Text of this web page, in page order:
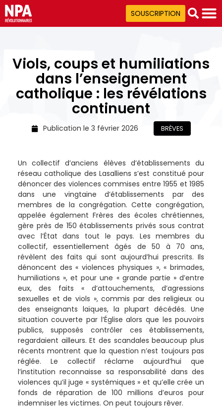
SOUSCRIPTION
Viols, coups et humiliations
dans l’enseignement
catholique : les révélations
continuent
Publication le3 février 2026 BRÈVES
Un collectif d’anciens élèves d’établissements du
réseau catholique des Lasalliens s’est constitué pour
dénoncer des violences commises entre 1955 et 1985
dans une vingtaine d’établissements par des
membres de la congrégation. Cette congrégation,
appelée également Frères des écoles chrétiennes,
gère près de 150 établissements privés sous contrat
avec l’État dans tout le pays. Les membres du
collectif, essentiellement âgés de 50 à 70 ans,
révèlent des faits qui sont aujourd’hui prescrits. Ils
dénoncent des « violences physiques », « brimades,
humiliations », et pour une « grande partie » d’entre
eux, des faits « d’attouchements, d’agressions
sexuelles et de viols », commis par des religieux ou
des enseignants laïques, la plupart décédés. Une
situation couverte par l’Église alors que les pouvoirs
publics, supposés contrôler ces établissements,
regardaient ailleurs. Et des scandales beaucoup plus
récents montrent que la question n’est toujours pas
réglée. Le collectif réclame aujourd’hui que
l’institution reconnaisse sa responsabilité dans des
violences qu’il juge « systémiques » et qu’elle crée un
fonds de réparation de 100 millions d’euros pour
indemniser les victimes. On peut toujours rêver.